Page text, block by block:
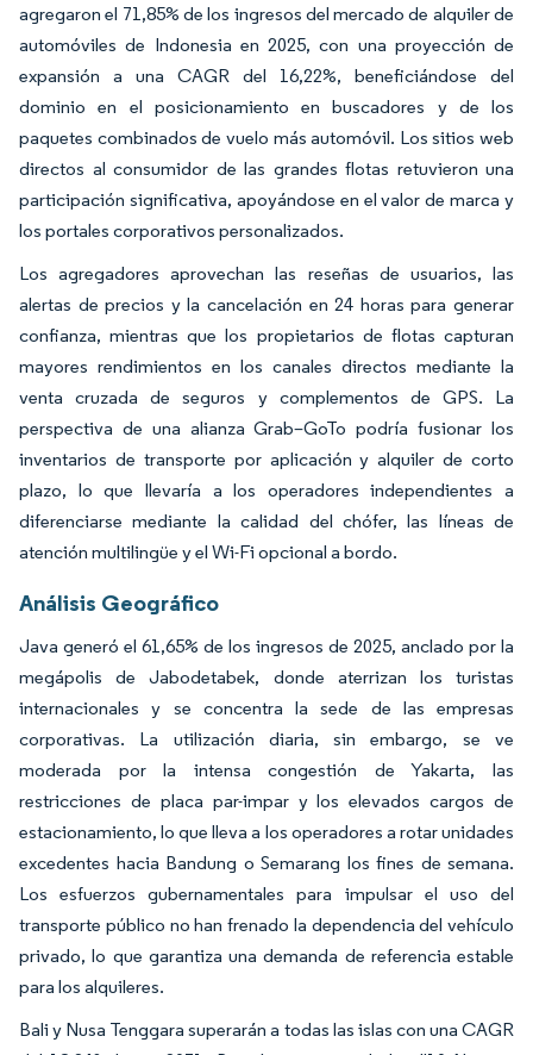
agregaron el 71,85% de los ingresos del mercado de alquiler de
automóviles de Indonesia en 2025, con una proyección de
expansión a una CAGR del 16,22%, beneficiándose del
dominio en el posicionamiento en buscadores y de los
paquetes combinados de vuelo más automóvil. Los sitios web
directos al consumidor de las grandes flotas retuvieron una
participación significativa, apoyándose en el valor de marca y
los portales corporativos personalizados.
Los agregadores aprovechan las reseñas de usuarios, las
alertas de precios y la cancelación en 24 horas para generar
confianza, mientras que los propietarios de flotas capturan
mayores rendimientos en los canales directos mediante la
venta cruzada de seguros y complementos de GPS. La
perspectiva de una alianza Grab–GoTo podría fusionar los
inventarios de transporte por aplicación y alquiler de corto
plazo, lo que llevaría a los operadores independientes a
diferenciarse mediante la calidad del chófer, las líneas de
atención multilingüe y el Wi-Fi opcional a bordo.
Análisis Geográfico
Java generó el 61,65% de los ingresos de 2025, anclado por la
megápolis de Jabodetabek, donde aterrizan los turistas
internacionales y se concentra la sede de las empresas
corporativas. La utilización diaria, sin embargo, se ve
moderada por la intensa congestión de Yakarta, las
restricciones de placa par-impar y los elevados cargos de
estacionamiento, lo que lleva a los operadores a rotar unidades
excedentes hacia Bandung o Semarang los fines de semana.
Los esfuerzos gubernamentales para impulsar el uso del
transporte público no han frenado la dependencia del vehículo
privado, lo que garantiza una demanda de referencia estable
para los alquileres.
Bali y Nusa Tenggara superarán a todas las islas con una CAGR